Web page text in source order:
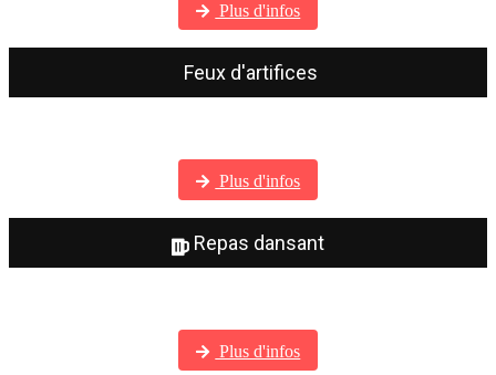
Plus d'infos
Feux d'artifices
Plus d'infos
Repas dansant
Plus d'infos